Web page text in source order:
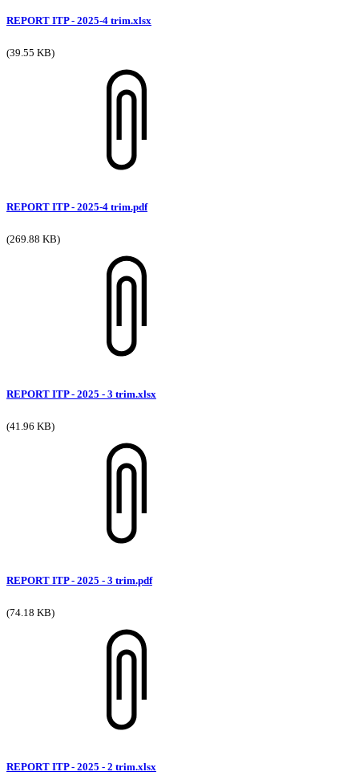
REPORT ITP - 2025-4 trim.xlsx
(39.55 KB)
REPORT ITP - 2025-4 trim.pdf
(269.88 KB)
REPORT ITP - 2025 - 3 trim.xlsx
(41.96 KB)
REPORT ITP - 2025 - 3 trim.pdf
(74.18 KB)
REPORT ITP - 2025 - 2 trim.xlsx